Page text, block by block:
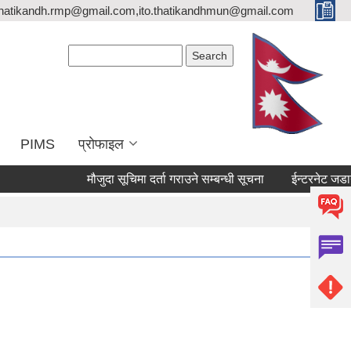
PIMS प्राेफाइल
मौजुदा सूचिमा दर्ता गराउने सम्बन्धी सूचना ईन्टरनेट